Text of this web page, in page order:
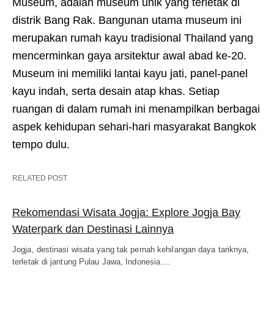
Museum, adalah museum unik yang terletak di
distrik Bang Rak. Bangunan utama museum ini
merupakan rumah kayu tradisional Thailand yang
mencerminkan gaya arsitektur awal abad ke-20.
Museum ini memiliki lantai kayu jati, panel-panel
kayu indah, serta desain atap khas. Setiap
ruangan di dalam rumah ini menampilkan berbagai
aspek kehidupan sehari-hari masyarakat Bangkok
tempo dulu.
RELATED POST
Rekomendasi Wisata Jogja: Explore Jogja Bay
Waterpark dan Destinasi Lainnya
Jogja, destinasi wisata yang tak pernah kehilangan daya tariknya,
terletak di jantung Pulau Jawa, Indonesia.…